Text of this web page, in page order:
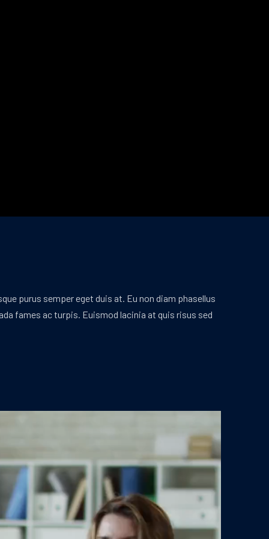
purus semper eget duis at. Eu non diam phasellus
fames ac turpis. Euismod lacinia at quis risus sed